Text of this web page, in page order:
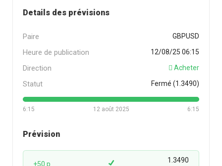
Details des prévisions
Paire GBPUSD
Heure de publication 12/08/25 06:15
Direction Acheter
Statut Fermé (1.3490)
6:15 6:15
12 août 2025
Prévision
+50 p 1.3490